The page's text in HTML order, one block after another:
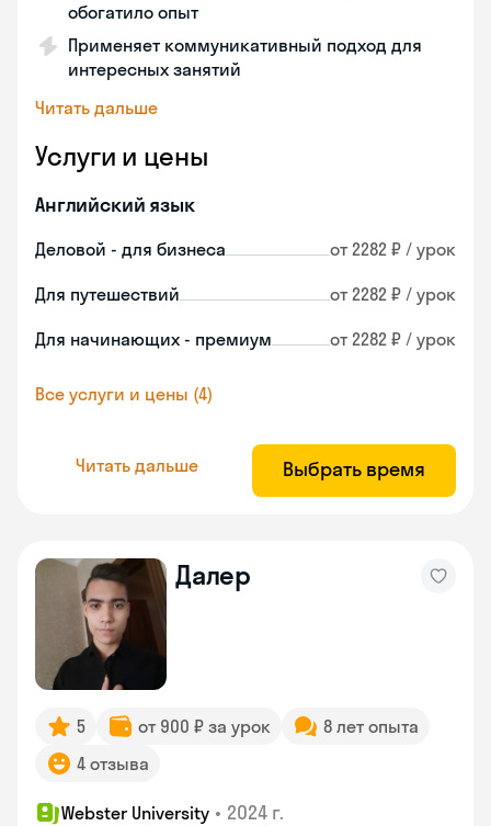
обогатило опыт
Применяет коммуникативный подход для
интересных занятий
Читать дальше
Услуги и цены
Английский язык
Деловой - для бизнеса от 2282 ₽ / урок
Для путешествий от 2282 ₽ / урок
Для начинающих - премиум от 2282 ₽ / урок
Все услуги и цены (4)
Читать дальше Выбрать время
Далер
5 от 900 ₽ за урок
8 лет опыта
4 отзыва
Webster University • 2024 г.